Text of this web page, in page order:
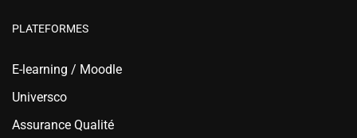
PLATEFORMES
E-learning / Moodle
Universco
Assurance Qualité